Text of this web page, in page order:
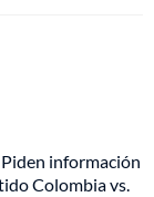
información
Colombia vs.